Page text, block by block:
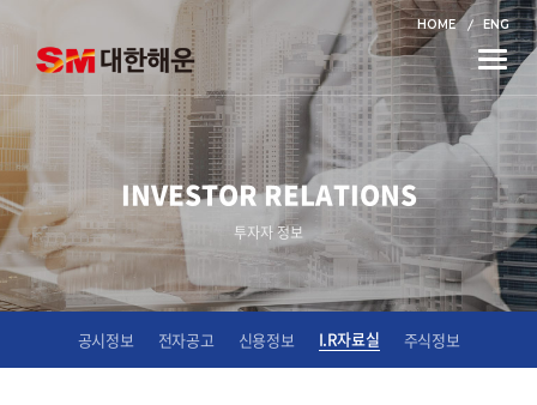
HOME ENG
Toggle
INVESTOR RELATIONS
투자자 정보
공시정보 전자공고 신용정보 I.R자료실 주식정보